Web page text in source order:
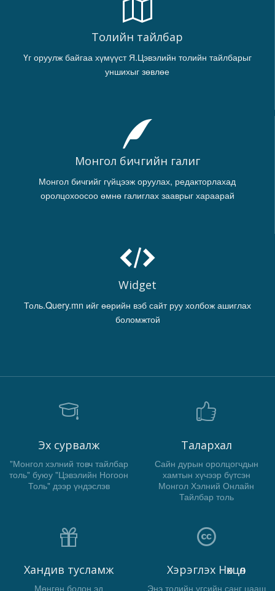
Толийн тайлбар
Үг оруулж байгаа хүмүүст Я.Цэвэлийн толийн тайлбарыг
уншихыг зөвлөе
Монгол бичгийн галиг
Монгол бичгийг гүйцээж оруулах, редакторлахад
оролцохоосоо өмнө галиглах зааврыг хараарай
Widget
Толь.Query.mn ийг өөрийн вэб сайт руу холбож ашиглах
боломжтой
Эх сурвалж
"Монгол хэлний товч тайлбар
толь" буюу "Цэвэлийн Ногоон
Толь" дээр үндэслэв
Талархал
Сайн дурын оролцогчдын
хамтын хүчээр бүтсэн
Монгол Хэлний Онлайн
Тайлбар толь
Хандив тусламж
Мөнгөн болон эд
Хэрэглэх Нөхцөл
Энэ толийн үгсийн санг цааш